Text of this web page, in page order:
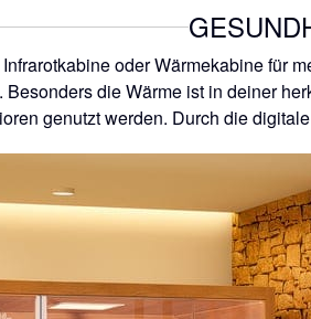
oder Wärmekabine für
die Wärme ist in deiner
genutzt werden. Durch die